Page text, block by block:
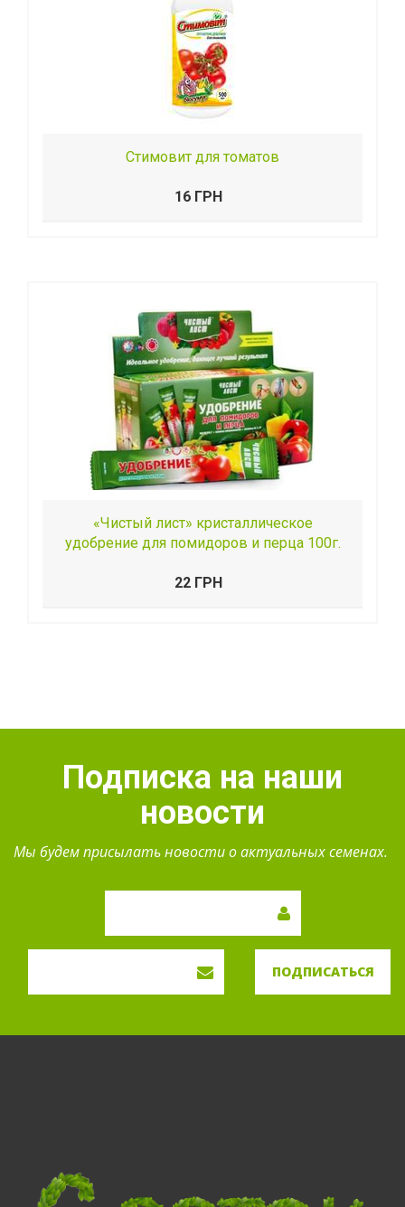
Стимовит для томатов
16 ГРН
«Чистый лист» кристаллическое
удобрение для помидоров и перца 100г.
22 ГРН
Подписка на наши
новости
Мы будем присылать новости о актуальных семенах.
ПОДПИСАТЬСЯ